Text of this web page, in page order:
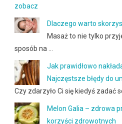
zobacz
Dlaczego warto
Masaż to nie tylko
sposób na …
Jak prawidłowo
Najczęstsze błędy do
Czy zdarzyło Ci się kiedyś zadać
Melon Galia – zdrowa
korzyści zdrowotnych